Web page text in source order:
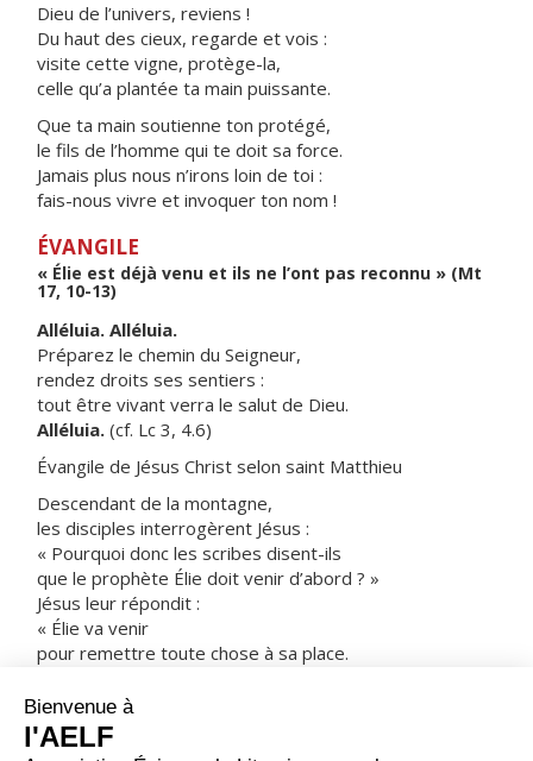
Dieu de l’univers, reviens !
Du haut des cieux, regarde et vois :
visite cette vigne, protège-la,
celle qu’a plantée ta main puissante.
Que ta main soutienne ton protégé,
le fils de l’homme qui te doit sa force.
Jamais plus nous n’irons loin de toi :
fais-nous vivre et invoquer ton nom !
ÉVANGILE
« Élie est déjà venu et ils ne l’ont pas reconnu » (Mt
17, 10-13)
Alléluia. Alléluia.
Préparez le chemin du Seigneur,
rendez droits ses sentiers :
tout être vivant verra le salut de Dieu.
Alléluia. (cf. Lc 3, 4.6)
Évangile de Jésus Christ selon saint Matthieu
Descendant de la montagne,
les disciples interrogèrent Jésus :
« Pourquoi donc les scribes disent-ils
que le prophète Élie doit venir d’abord ? »
Jésus leur répondit :
« Élie va venir
pour remettre toute chose à sa place.
Élie est déjà venu ;
au lieu de le reconnaître,
ils lui ont fait tout ce qu’ils ont voulu.